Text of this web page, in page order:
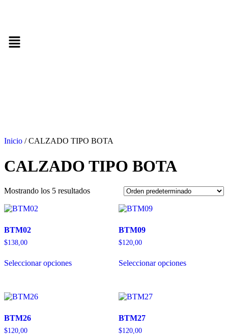
Inicio / CALZADO TIPO BOTA
CALZADO TIPO BOTA
Mostrando los 5 resultados
BTM02
$138,00
Seleccionar opciones
BTM09
$120,00
Seleccionar opciones
BTM26
$120,00
BTM27
$120,00